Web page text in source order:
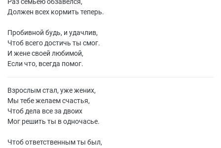
Должен всех кормить теперь.
Пробивной будь, и удачлив,
Чтоб всего достичь ты смог.
И жене своей любимой,
Если что, всегда помог.
Взрослым стал, уже жених,
Мы тебе желаем счастья,
Чтоб дела все за двоих
Мог решить ты в одночасье.
Чтоб ответственным ты был,